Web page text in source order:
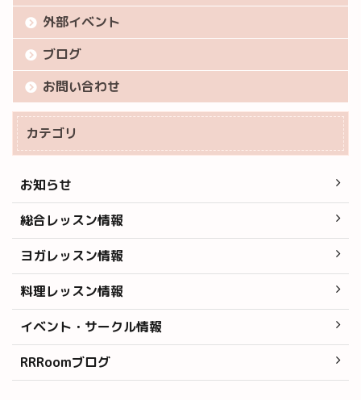
外部イベント
ブログ
お問い合わせ
カテゴリ
お知らせ
総合レッスン情報
ヨガレッスン情報
料理レッスン情報
イベント・サークル情報
RRRoomブログ